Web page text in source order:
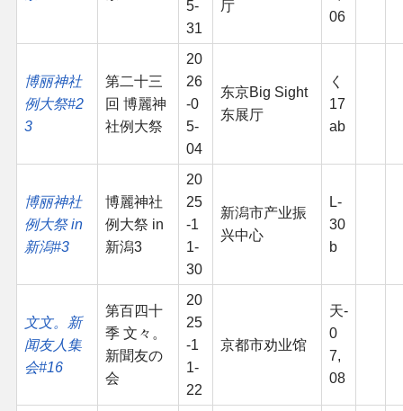
5-
31
厅
06
博丽神社
例大祭#2
3
第二十三
回 博麗神
社例大祭
20
26
-0
5-
04
东京Big Sight
东展厅
く
17
ab
博丽神社
例大祭 in
新潟#3
博麗神社
例大祭 in
新潟3
20
25
-1
1-
30
新潟市产业振
兴中心
L-
30
b
文文。新
闻友人集
会#16
第百四十
季 文々。
新聞友の
会
20
25
-1
1-
22
京都市劝业馆
天-
0
7,
08